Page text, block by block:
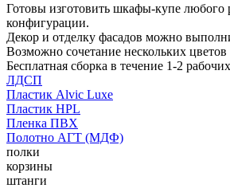
Готовы изготовить шкафы-купе любого
конфигурации.
Декор и отделку фасадов можно
Возможно сочетание нескольких
Бесплатная сборка в течение 1-2
ЛДСП
Пластик Alvic Luxe
Пластик HPL
Пленка ПВХ
Полотно АГТ (МДФ)
полки
корзины
штанги